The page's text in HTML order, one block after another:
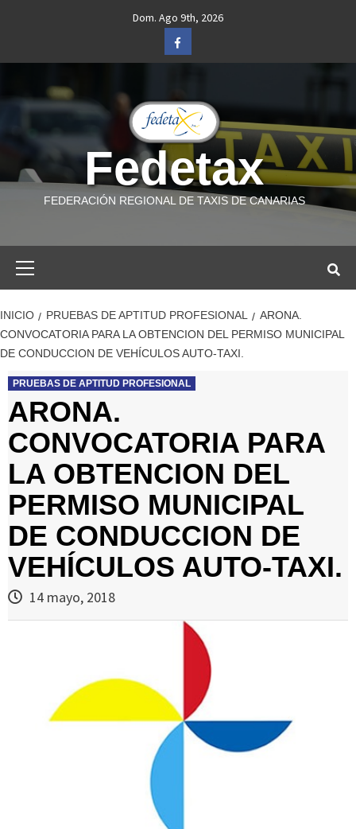
Dom. Ago 9th, 2026
Facebook
Fedetax
FEDERACIÓN REGIONAL DE TAXIS DE CANARIAS
INICIO PRUEBAS DE APTITUD PROFESIONAL
ARONA.
CONVOCATORIA PARA LA OBTENCION DEL PERMISO MUNICIPAL
DE CONDUCCION DE VEHÍCULOS AUTO-TAXI.
PRUEBAS DE APTITUD PROFESIONAL
ARONA.
CONVOCATORIA PARA
LA OBTENCION DEL
PERMISO MUNICIPAL
DE CONDUCCION DE
VEHÍCULOS AUTO-TAXI.
14 mayo, 2018